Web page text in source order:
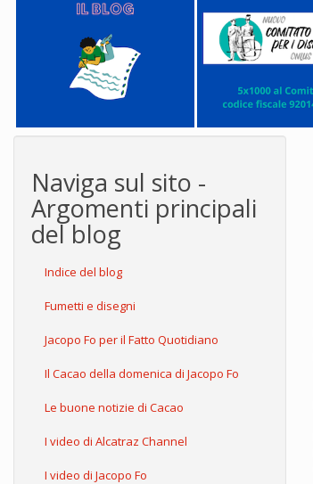
Naviga sul sito -
Argomenti principali
del blog
Indice del blog
Fumetti e disegni
Jacopo Fo per il Fatto Quotidiano
Il Cacao della domenica di Jacopo Fo
Le buone notizie di Cacao
I video di Alcatraz Channel
I video di Jacopo Fo